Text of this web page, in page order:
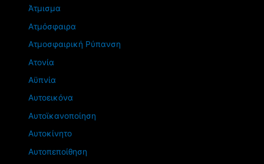
Άτμισμα
Ατμόσφαιρα
Ατμοσφαιρική Ρύπανση
Ατονία
Αϋπνία
Αυτοεικόνα
Αυτοϊκανοποίηση
Αυτοκίνητο
Αυτοπεποίθηση